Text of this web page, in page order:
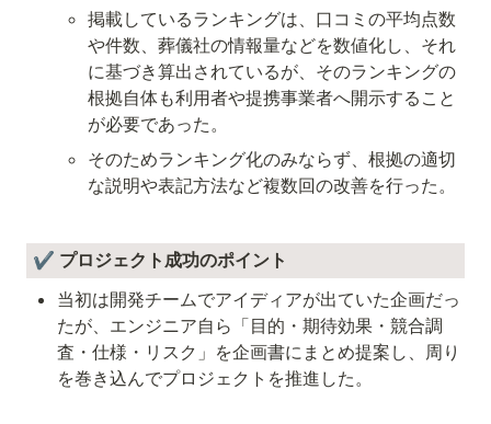
掲載しているランキングは、口コミの平均点数
や件数、葬儀社の情報量などを数値化し、それ
に基づき算出されているが、そのランキングの
根拠自体も利用者や提携事業者へ開示すること
が必要であった。
そのためランキング化のみならず、根拠の適切
な説明や表記方法など複数回の改善を行った。
✔️ プロジェクト成功のポイント
当初は開発チームでアイディアが出ていた企画だっ
たが、エンジニア自ら「目的・期待効果・競合調
査・仕様・リスク」を企画書にまとめ提案し、周り
を巻き込んでプロジェクトを推進した。